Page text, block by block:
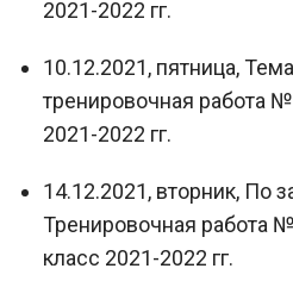
2021-2022 гг.
10.12.2021, пятница,
тренировочная работа
2021-2022 гг.
14.12.2021, вторник, По
Тренировочная работа
класс 2021-2022 гг.